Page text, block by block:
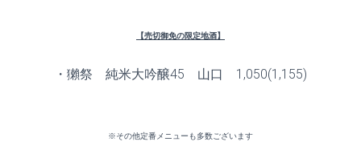
【売切御免の限定地酒】
・獺祭 純米大吟醸45 山口 1,050(1,155)
※その他定番メニューも多数ございます